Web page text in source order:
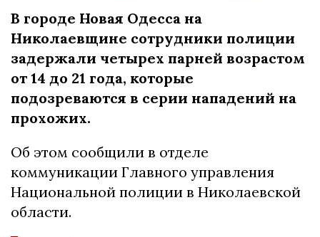
В городе Новая Одесса на
Николаевщине сотрудники полиции
задержали четырех парней возрастом
от 14 до 21 года, которые
подозреваются в серии нападений на
прохожих.
Об этом сообщили в отделе
коммуникации Главного управления
Национальной полиции в Николаевской
области.